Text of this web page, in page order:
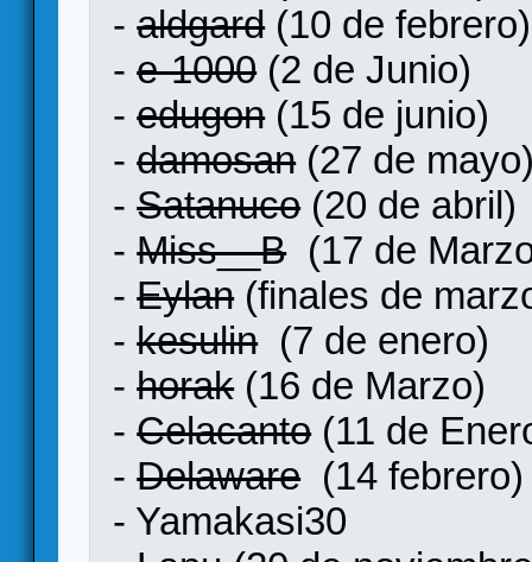
-aldgard(10 de febrero)
-e-1000(2 de Junio)
-edugon(15 de junio)
-damosan(27 de
-Satanuco(20 de abril)
-Miss__B(17 de
-Eylan(finales de
-kesulin(7 de enero)
-horak(16 de Marzo)
-Celacanto(11 de
-Delaware(14 febrero)
- Yamakasi30